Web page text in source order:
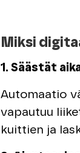
Miksi
1. Säästät
Automaatio
vapautuu
kuittien ja